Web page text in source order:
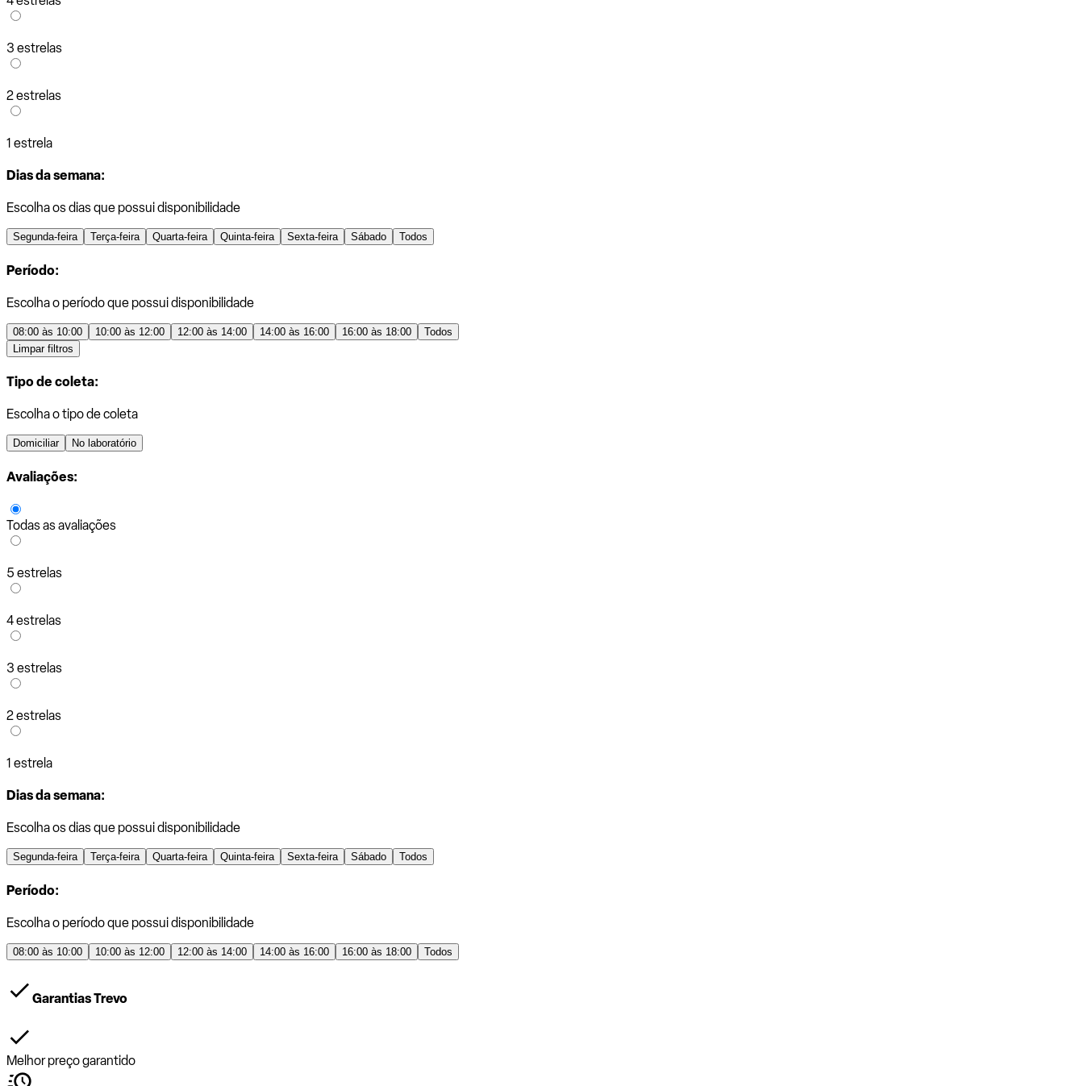
3 estrelas
2 estrelas
1 estrela
Dias da semana:
Escolha os dias que possui disponibilidade
Segunda-feira Terça-feira Quarta-feira Quinta-feira Sexta-feira Sábado Todos
Período:
Escolha o período que possui disponibilidade
08:00 às 10:00 10:00 às 12:00 12:00 às 14:00 14:00 às 16:00 16:00 às 18:00
Todos
Limpar filtros
Tipo de coleta:
Escolha o tipo de coleta
Domiciliar No laboratório
Avaliações:
Todas as avaliações
5 estrelas
4 estrelas
3 estrelas
2 estrelas
1 estrela
Dias da semana:
Escolha os dias que possui disponibilidade
Segunda-feira Terça-feira Quarta-feira Quinta-feira Sexta-feira Sábado Todos
Período:
Escolha o período que possui disponibilidade
08:00 às 10:00 10:00 às 12:00 12:00 às 14:00 14:00 às 16:00 16:00 às 18:00 Todos
Garantias Trevo
Melhor preço garantido